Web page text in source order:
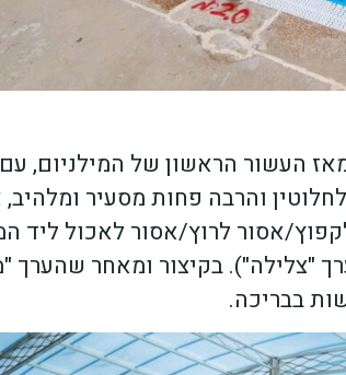
העשור הראשון של המילניום,
והרבה פחות מסעיר
לקפוץ/אסור לרוץ/אסור לאכול
"צלילה"). בקיצור ומאחר שהערך
בבריכה.